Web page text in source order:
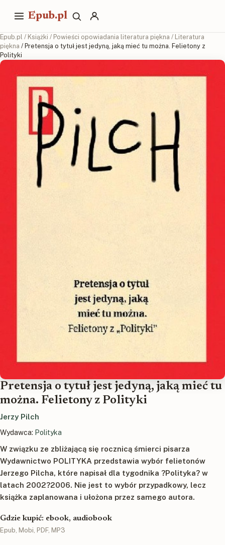
Epub.pl
Epub.pl / Książki / Powieści opowiadania literatura piękna / Literatura
piękna / Pretensja o tytuł jest jedyną, jaką mieć tu można. Felietony z
Polityki
Pretensja o tytuł jest jedyną, jaką mieć tu
można. Felietony z Polityki
Jerzy Pilch
Wydawca: Polityka
W związku ze zbliżającą się rocznicą śmierci pisarza
Wydawnictwo POLITYKA przedstawia wybór felietonów
Jerzego Pilcha, które napisał dla tygodnika ?Polityka? w
latach 2002?2006. Nie jest to wybór przypadkowy, lecz
książka zaplanowana i ułożona przez samego autora.
Gdzie kupić: ebook, audiobook
Epub, Mobi, PDF, MP3